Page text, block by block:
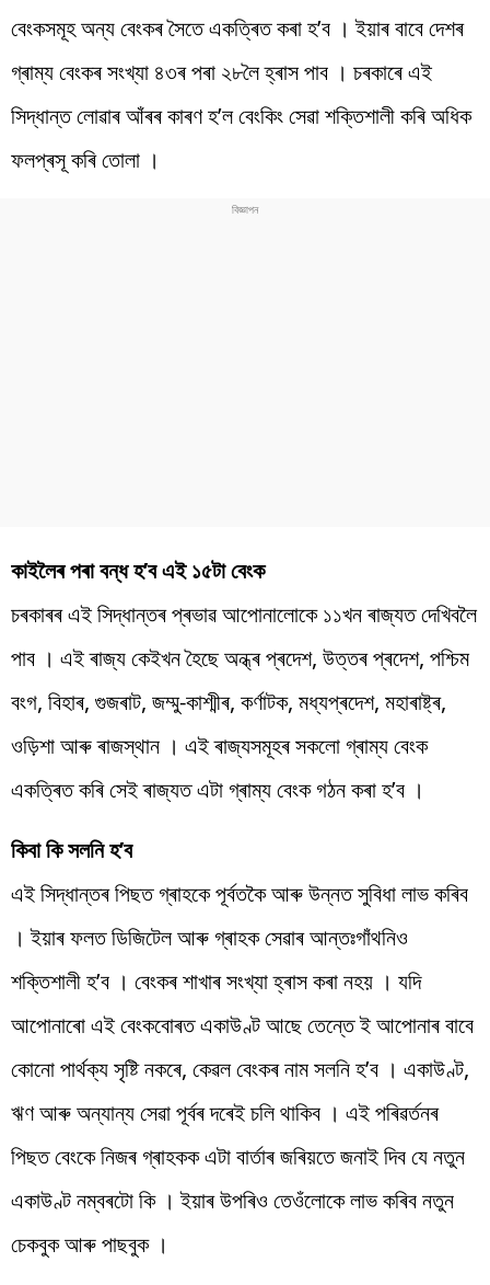
বেংকসমূহ অন্য বেংকৰ সৈতে একত্ৰিত কৰা হ’ব । ইয়াৰ বাবে দেশৰ
গ্ৰাম্য বেংকৰ সংখ্যা ৪৩ৰ পৰা ২৮লৈ হ্ৰাস পাব । চৰকাৰে এই
সিদ্ধান্ত লোৱাৰ আঁৰৰ কাৰণ হ’ল বেংকিং সেৱা শক্তিশালী কৰি অধিক
ফলপ্ৰসূ কৰি তোলা ।
কাইলৈৰ পৰা বন্ধ হ’ব এই ১৫টা বেংক
চৰকাৰৰ এই সিদ্ধান্তৰ প্ৰভাৱ আপোনালোকে ১১খন ৰাজ্যত দেখিবলৈ
পাব । এই ৰাজ্য কেইখন হৈছে অন্ধ্ৰ প্ৰদেশ, উত্তৰ প্ৰদেশ, পশ্চিম
বংগ, বিহাৰ, গুজৰাট, জম্মু-কাশ্মীৰ, কৰ্ণাটক, মধ্যপ্ৰদেশ, মহাৰাষ্ট্ৰ,
ওড়িশা আৰু ৰাজস্থান । এই ৰাজ্যসমূহৰ সকলো গ্ৰাম্য বেংক
একত্ৰিত কৰি সেই ৰাজ্যত এটা গ্ৰাম্য বেংক গঠন কৰা হ’ব ।
কিবা কি সলনি হ’ব
এই সিদ্ধান্তৰ পিছত গ্ৰাহকে পূৰ্বতকৈ আৰু উন্নত সুবিধা লাভ কৰিব
। ইয়াৰ ফলত ডিজিটেল আৰু গ্ৰাহক সেৱাৰ আন্তঃগাঁথনিও
শক্তিশালী হ’ব । বেংকৰ শাখাৰ সংখ্যা হ্ৰাস কৰা নহয় । যদি
আপোনাৰো এই বেংকবোৰত একাউণ্ট আছে তেন্তে ই আপোনাৰ বাবে
কোনো পাৰ্থক্য সৃষ্টি নকৰে, কেৱল বেংকৰ নাম সলনি হ’ব । একাউণ্ট,
ঋণ আৰু অন্যান্য সেৱা পূৰ্বৰ দৰেই চলি থাকিব । এই পৰিৱৰ্তনৰ
পিছত বেংকে নিজৰ গ্ৰাহকক এটা বাৰ্তাৰ জৰিয়তে জনাই দিব যে নতুন
একাউণ্ট নম্বৰটো কি । ইয়াৰ উপৰিও তেওঁলোকে লাভ কৰিব নতুন
চেকবুক আৰু পাছবুক ।